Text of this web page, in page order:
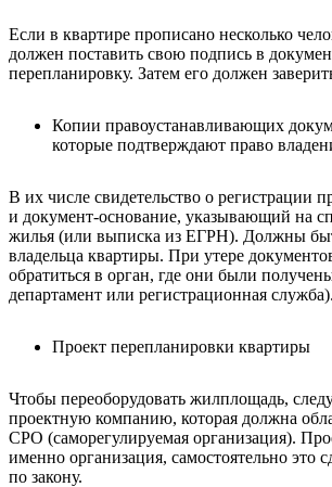
Если в квартире прописано несколько
должен поставить свою подпись в
перепланировку. Затем его должен
Копии правоустанавливающих
которые подтверждают право
В их числе свидетельство о регистрации
и документ-основание, указывающий на
жилья (или выписка из ЕГРН). Должны
владельца квартиры. При утере
обратиться в орган, где они были
департамент или регистрационная служба).
Проект перепланировки квартиры
Чтобы переоборудовать жилплощадь,
проектную компанию, которая должна
СРО (саморегулируемая организация).
именно организация, самостоятельно это
по закону.